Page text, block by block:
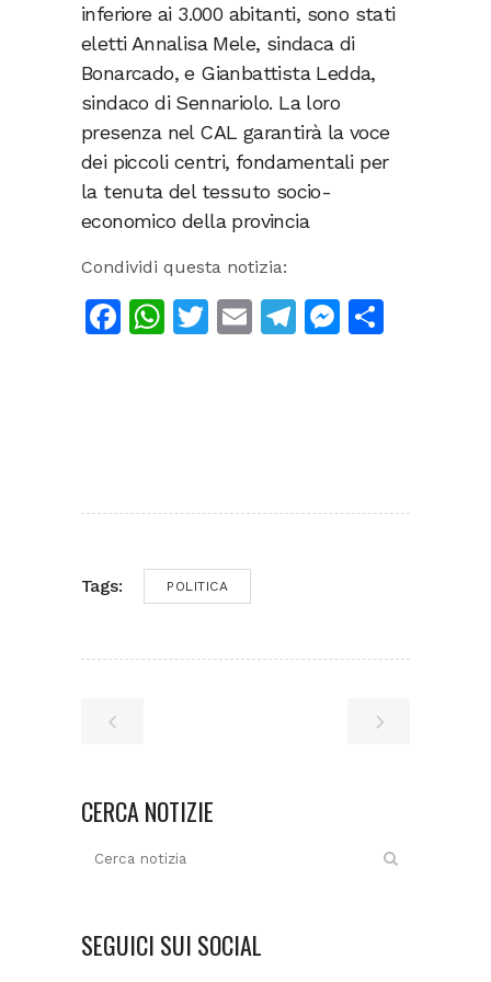
inferiore ai 3.000 abitanti, sono stati
eletti Annalisa Mele, sindaca di
Bonarcado, e Gianbattista Ledda,
sindaco di Sennariolo. La loro
presenza nel CAL garantirà la voce
dei piccoli centri, fondamentali per
la tenuta del tessuto socio-
economico della provincia
Condividi questa notizia:
Facebook
WhatsApp
Twitter
EmailTelegram
Tags: POLITICA
CERCA NOTIZIE
SEGUICI SUI SOCIAL